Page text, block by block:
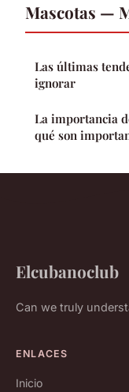
Mascotas —
Las últimas
ignorar
La importancia
qué son
Elcubanoclub
Can we truly
ENLACES
Inicio